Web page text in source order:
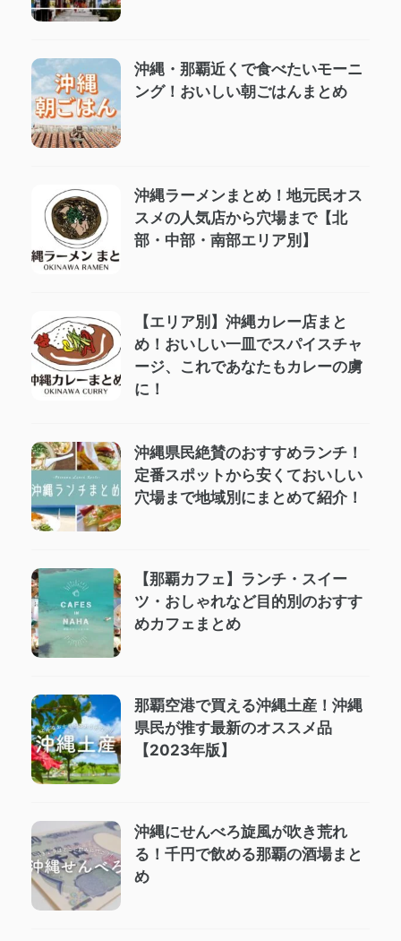
沖縄・那覇近くで食べたいモーニ
ング！おいしい朝ごはんまとめ
沖縄ラーメンまとめ！地元民オス
スメの人気店から穴場まで【北
部・中部・南部エリア別】
【エリア別】沖縄カレー店まと
め！おいしい一皿でスパイスチャ
ージ、これであなたもカレーの虜
に！
沖縄県民絶賛のおすすめランチ！
定番スポットから安くておいしい
穴場まで地域別にまとめて紹介！
【那覇カフェ】ランチ・スイー
ツ・おしゃれなど目的別のおすす
めカフェまとめ
那覇空港で買える沖縄土産！沖縄
県民が推す最新のオススメ品
【2023年版】
沖縄にせんべろ旋風が吹き荒れ
る！千円で飲める那覇の酒場まと
め